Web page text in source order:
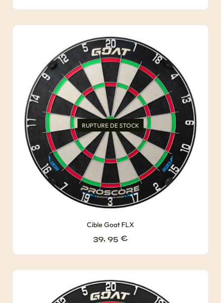
RUPTURE DE STOCK
Cible Goat FLX
39, 95 €